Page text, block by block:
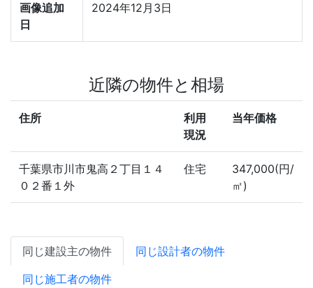
画像追加
日
2024年12月3日
近隣の物件と相場
住所
利用
現況
当年価格
千葉県市川市鬼高２丁目１４
０２番１外
住宅
347,000(円/
㎡)
同じ建設主の物件
同じ設計者の物件
同じ施工者の物件